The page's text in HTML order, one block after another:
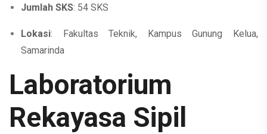
Jumlah SKS: 54 SKS
Lokasi: Fakultas Teknik, Kampus Gunung Kelua,
Samarinda
Laboratorium
Rekayasa Sipil